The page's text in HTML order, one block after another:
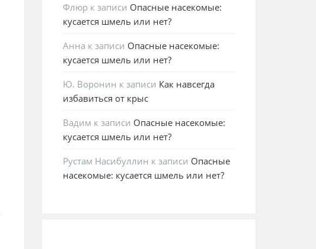
Флюр к записи Опасные насекомые:
кусается шмель или нет?
Анна к записи Опасные насекомые:
кусается шмель или нет?
Ю. Воронин к записи Как навсегда
избавиться от крыс
Вадим к записи Опасные насекомые:
кусается шмель или нет?
Рустам Насибуллин к записи Опасные
насекомые: кусается шмель или нет?